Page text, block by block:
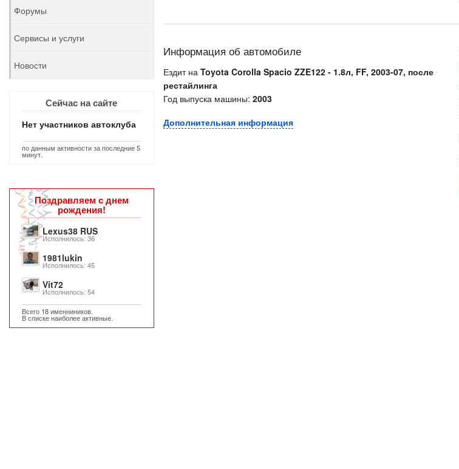
Информация об автомобиле
Ездит на Toyota Corolla Spacio ZZE122 - 1.8л, FF, 2003-07, после
рестайлинга
Год выпуска машины: 2003
Дополнительная информация
Форумы
Сервисы и услуги
Новости
Сейчас на сайте
Нет участников автоклуба
по данным активности за последние 5
минут.
Поздравляем с днем
рождения!
Lexus38 RUS
Исполнилось: 36
1981lukin
Исполнилось: 45
Vit72
Исполнилось: 54
Всего 18 именниников.
В списке наиболее активные.